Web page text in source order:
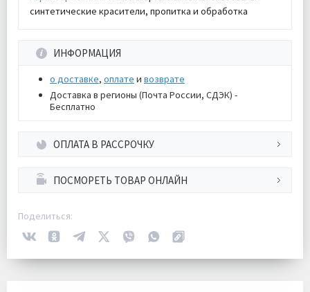
синтетические красители, пропитка и обработка
ИНФОРМАЦИЯ
о доставке, оплате и возврате
Доставка в регионы (Почта России, СДЭК) -
Бесплатно
ОПЛАТА В РАССРОЧКУ
ПОСМОРЕТЬ ТОВАР ОНЛАЙН
Поделиться: